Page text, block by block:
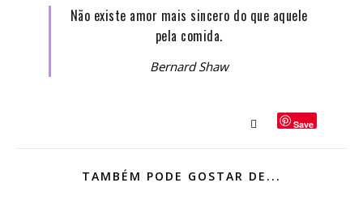
Não existe amor mais sincero do que aquele
pela comida.
Bernard Shaw
Save
TAMBÉM PODE GOSTAR DE...